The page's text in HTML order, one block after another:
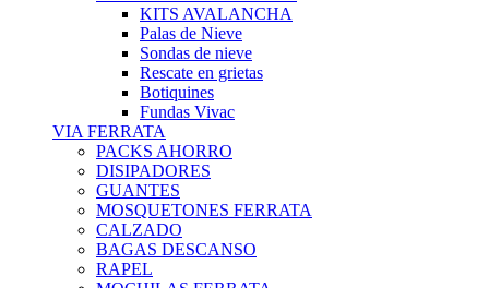
KITS AVALANCHA
Palas de Nieve
Sondas de nieve
Rescate en grietas
Botiquines
Fundas Vivac
VIA FERRATA
PACKS AHORRO
DISIPADORES
GUANTES
MOSQUETONES FERRATA
CALZADO
BAGAS DESCANSO
RAPEL